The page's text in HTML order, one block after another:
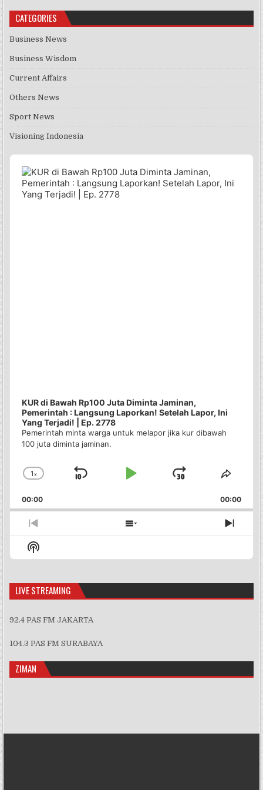
CATEGORIES
Business News
Business Wisdom
Current Affairs
Others News
Sport News
Visioning Indonesia
Audio
Player
KUR di Bawah Rp100 Juta Diminta Jaminan,
Pemerintah : Langsung Laporkan! Setelah Lapor, Ini
Yang Terjadi! | Ep. 2778
Pemerintah minta warga untuk melapor jika kur dibawah
100 juta diminta jaminan.
Change
Rate
1x
Skip
Play
Jump
Forward
Share
00:00 00:00
Previous
Episode
Show
Next
Show
Podcast
LIVE STREAMING
92.4 PAS FM JAKARTA
104.3 PAS FM SURABAYA
ZIMAN